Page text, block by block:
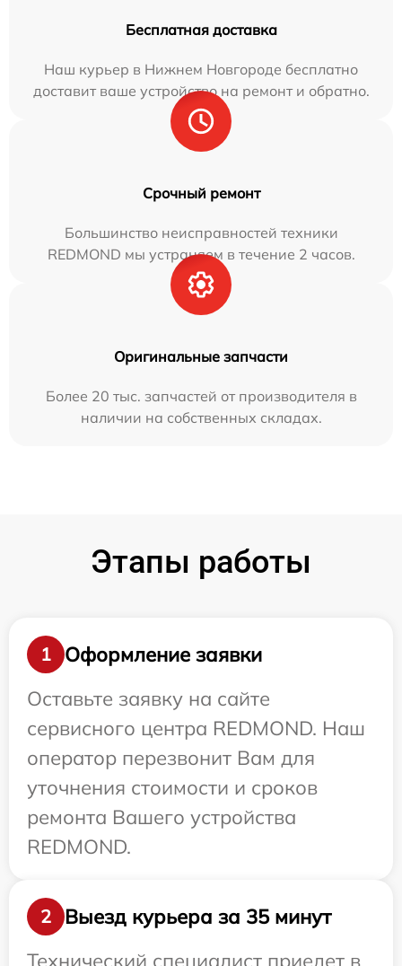
Бесплатная доставка
Наш курьер в Нижнем Новгороде бесплатно
доставит ваше устройство на ремонт и обратно.
Срочный ремонт
Большинство неисправностей техники
REDMOND мы устраняем в течение 2 часов.
Оригинальные запчасти
Более 20 тыс. запчастей от производителя в
наличии на собственных складах.
Этапы работы
1
Оформление заявки
Оставьте заявку на сайте
сервисного центра REDMOND. Наш
оператор перезвонит Вам для
уточнения стоимости и сроков
ремонта Вашего устройства
REDMOND.
2
Выезд курьера за 35 минут
Технический специалист приедет в